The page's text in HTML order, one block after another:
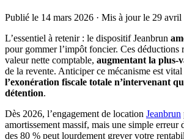
Publié le 14 mars 2026 · Mis à jour le 29 avril
L’essentiel à retenir : le dispositif Jeanbrun
pour gommer l’impôt foncier. Ces déductions
valeur nette comptable, augmentant la plus-
de la revente. Anticiper ce mécanisme est
l’exonération fiscale totale n’intervenant
détention.
Dès 2026, l’engagement de location Jeanbrun
amortissement massif, mais une simple erreur
des 80 % peut lourdement grever votre